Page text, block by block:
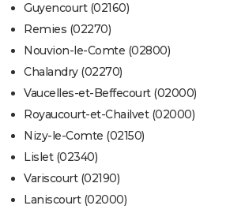
Guyencourt (02160)
Remies (02270)
Nouvion-le-Comte (02800)
Chalandry (02270)
Vaucelles-et-Beffecourt (02000)
Royaucourt-et-Chailvet (02000)
Nizy-le-Comte (02150)
Lislet (02340)
Variscourt (02190)
Laniscourt (02000)